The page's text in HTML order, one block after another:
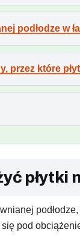
podłodze w
przez które
płytki
pod